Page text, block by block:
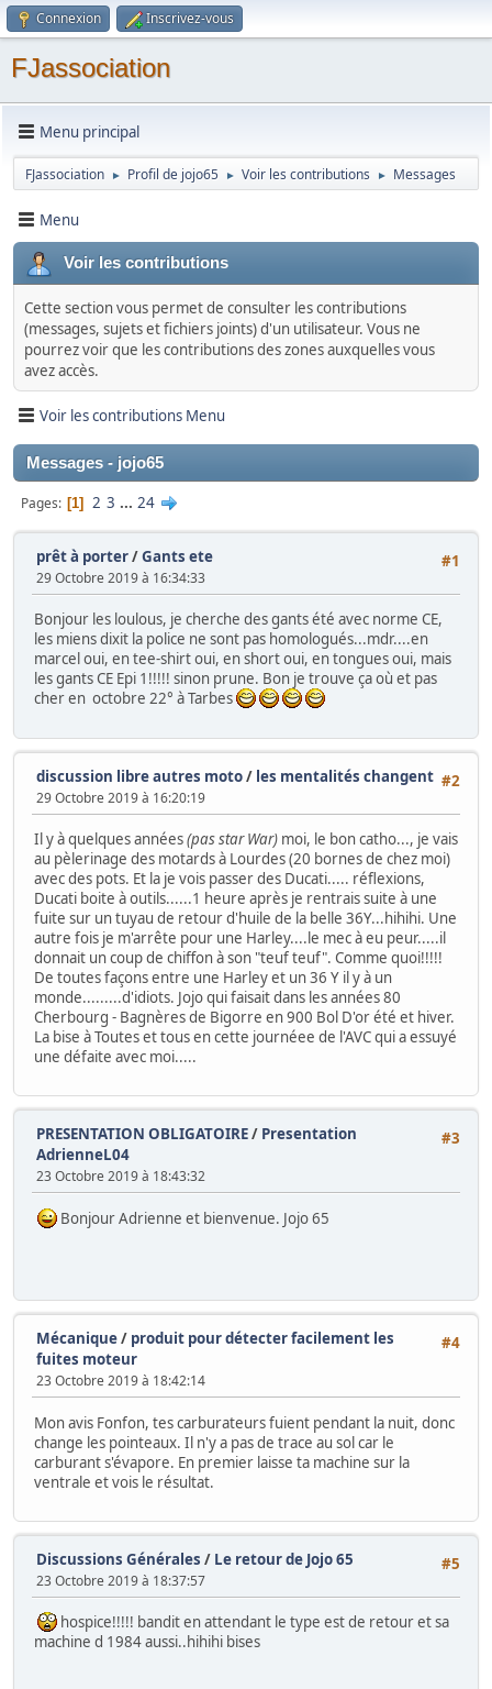
Connexion Inscrivez-vous
FJassociation
Menu principal
FJassociation ► Profil de jojo65 ► Voir les contributions ► Messages
Menu
Voir les contributions
Cette section vous permet de consulter les contributions
(messages, sujets et fichiers joints) d'un utilisateur. Vous ne
pourrez voir que les contributions des zones auxquelles vous
avez accès.
Voir les contributions Menu
Messages - jojo65
Pages 1 2 3 ... 24
#1
prêt à porter/Gants ete
29 Octobre 2019 à 16:34:33
Bonjour les loulous, je cherche des gants été avec norme CE,
les miens dixit la police ne sont pas homologués...mdr....en
marcel oui, en tee-shirt oui, en short oui, en tongues oui, mais
les gants CE Epi 1!!!!! sinon prune. Bon je trouve ça où et pas
cher en octobre 22° à Tarbes
#2
discussion libre autres moto/ les mentalités changent
29 Octobre 2019 à 16:20:19
Il y à quelques années(pas star War) moi, le bon catho..., je vais
au pèlerinage des motards à Lourdes (20 bornes de chez moi)
avec des pots. Et la je vois passer des Ducati..... réflexions,
Ducati boite à outils......1 heure après je rentrais suite à une
fuite sur un tuyau de retour d'huile de la belle 36Y...hihihi. Une
autre fois je m'arrête pour une Harley....le mec à eu peur.....il
donnait un coup de chiffon à son "teuf teuf". Comme quoi!!!!!
De toutes façons entre une Harley et un 36 Y il y à un
monde.........d'idiots. Jojo qui faisait dans les années 80
Cherbourg - Bagnères de Bigorre en 900 Bol D'or été et hiver.
La bise à Toutes et tous en cette journéee de l'AVC qui a essuyé
une défaite avec moi.....
#3
PRESENTATION OBLIGATOIRE/ Presentation
AdrienneL04
23 Octobre 2019 à 18:43:32
Bonjour Adrienne et bienvenue. Jojo 65
#4
Mécanique/ produit pour détecter facilement les
fuites moteur
23 Octobre 2019 à 18:42:14
Mon avis Fonfon, tes carburateurs fuient pendant la nuit, donc
change les pointeaux. Il n'y a pas de trace au sol car le
carburant s'évapore. En premier laisse ta machine sur la
ventrale et vois le résultat.
#5
Discussions Générales / Le retour de Jojo 65
23 Octobre 2019 à 18:37:57
hospice!!!!! bandit en attendant le type est de retour et sa
machine d 1984 aussi..hihihi bises